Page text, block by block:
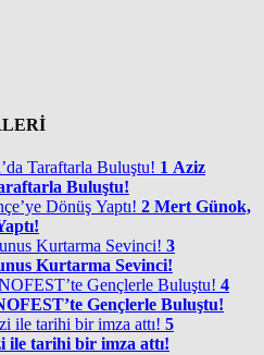
1 Aziz
Buluştu!
2 Mert Günok,
3
Kurtarma Sevinci!
4
Gençlerle Buluştu!
5
ile tarihi bir imza attı!